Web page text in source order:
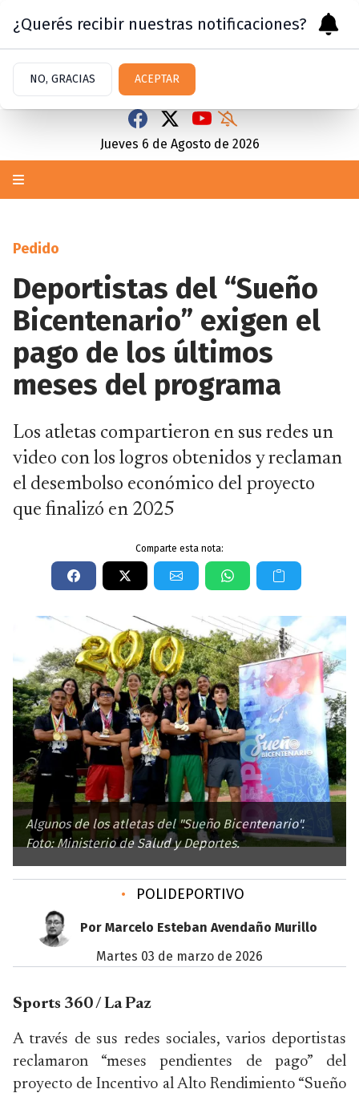
Jueves 6 de Agosto de 2026
Pedido
Deportistas del “Sueño
Bicentenario” exigen el
pago de los últimos
meses del programa
Los atletas compartieron en sus redes un
video con los logros obtenidos y reclaman
el desembolso económico del proyecto
que finalizó en 2025
Comparte esta nota:
Algunos de los atletas del "Sueño Bicentenario".
Foto: Ministerio de Salud y Deportes.
• POLIDEPORTIVO
Por Marcelo Esteban Avendaño Murillo
martes 03 de marzo de 2026
Sports 360 / La Paz
A través de sus redes sociales, varios deportistas
reclamaron “meses pendientes de pago” del
proyecto de Incentivo al Alto Rendimiento “Sueño
¿Querés recibir nuestras notificaciones?
NO, GRACIAS ACEPTAR